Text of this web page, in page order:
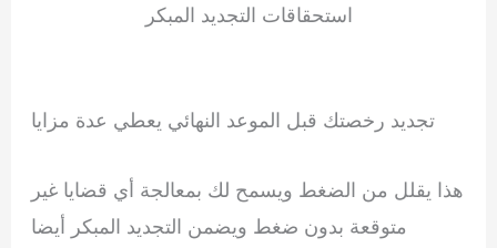
استحقاقات التجديد المبكر
تجديد رخصتك قبل الموعد النهائي يعطي عدة مزايا
هذا يقلل من الضغط ويسمح لك بمعالجة أي قضايا غير
متوقعة بدون ضغط ويضمن التجديد المبكر أيضا